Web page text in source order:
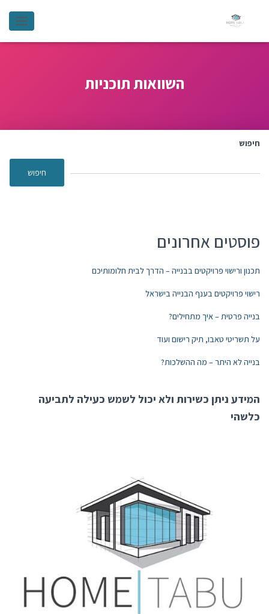
השוואות תוכניות
חיפוש
חיפוש
פוסטים אחרונים
תכנון ורישוי פרויקטים בבנייה – הדרך לבית חלומותיכם
רישוי פרויקטים בענף הבנייה בישראל
בנייה פרטית – איך מתחילים?
על תשריטי טאבו, תיק רישום ועוד
בנייה לא היתר – מה ההשלכות?
המידע ניתן כשירות ולא יכול לשמש כעילה לתביעה
כלשהי